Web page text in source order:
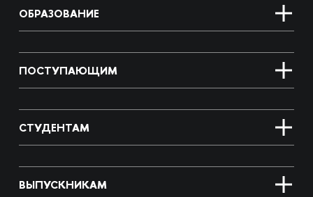
ОБРАЗОВАНИЕ
ПОСТУПАЮЩИМ
СТУДЕНТАМ
ВЫПУСКНИКАМ